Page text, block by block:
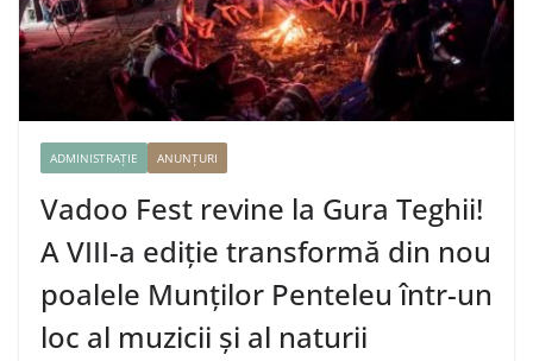
ADMINISTRAȚIE ANUNȚURI
Vadoo Fest revine la Gura Teghii!
A VIII-a ediție transformă din nou
poalele Munților Penteleu într-un
loc al muzicii și al naturii